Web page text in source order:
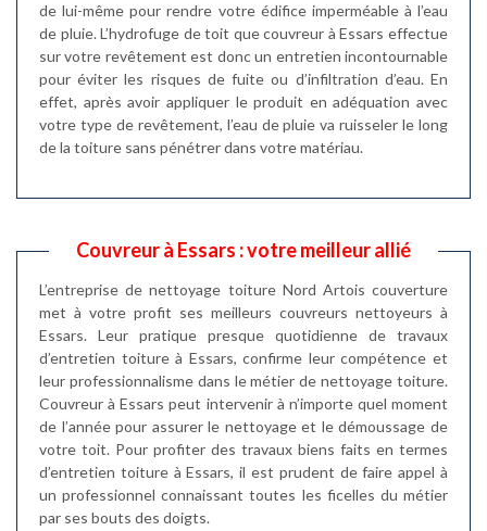
de lui-même pour rendre votre édifice imperméable à l’eau
de pluie. L’hydrofuge de toit que couvreur à Essars effectue
sur votre revêtement est donc un entretien incontournable
pour éviter les risques de fuite ou d’infiltration d’eau. En
effet, après avoir appliquer le produit en adéquation avec
votre type de revêtement, l’eau de pluie va ruisseler le long
de la toiture sans pénétrer dans votre matériau.
Couvreur à Essars : votre meilleur allié
L’entreprise de nettoyage toiture Nord Artois couverture
met à votre profit ses meilleurs couvreurs nettoyeurs à
Essars. Leur pratique presque quotidienne de travaux
d’entretien toiture à Essars, confirme leur compétence et
leur professionnalisme dans le métier de nettoyage toiture.
Couvreur à Essars peut intervenir à n’importe quel moment
de l’année pour assurer le nettoyage et le démoussage de
votre toit. Pour profiter des travaux biens faits en termes
d’entretien toiture à Essars, il est prudent de faire appel à
un professionnel connaissant toutes les ficelles du métier
par ses bouts des doigts.